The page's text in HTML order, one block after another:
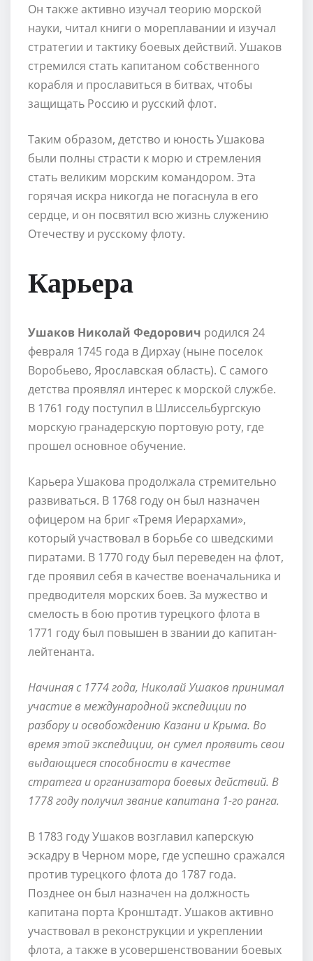
Он также активно изучал теорию морской
науки, читал книги о мореплавании и изучал
стратегии и тактику боевых действий. Ушаков
стремился стать капитаном собственного
корабля и прославиться в битвах, чтобы
защищать Россию и русский флот.
Таким образом, детство и юность Ушакова
были полны страсти к морю и стремления
стать великим морским командором. Эта
горячая искра никогда не погаснула в его
сердце, и он посвятил всю жизнь служению
Отечеству и русскому флоту.
Карьера
Ушаков Николай Федорович родился 24
февраля 1745 года в Дирхау (ныне поселок
Воробьево, Ярославская область). С самого
детства проявлял интерес к морской службе.
В 1761 году поступил в Шлиссельбургскую
морскую гранадерскую портовую роту, где
прошел основное обучение.
Карьера Ушакова продолжала стремительно
развиваться. В 1768 году он был назначен
офицером на бриг «Тремя Иерархами»,
который участвовал в борьбе со шведскими
пиратами. В 1770 году был переведен на флот,
где проявил себя в качестве военачальника и
предводителя морских боев. За мужество и
смелость в бою против турецкого флота в
1771 году был повышен в звании до капитан-
лейтенанта.
Начиная с 1774 года, Николай Ушаков принимал
участие в международной экспедиции по
разбору и освобождению Казани и Крыма. Во
время этой экспедиции, он сумел проявить свои
выдающиеся способности в качестве
стратега и организатора боевых действий. В
1778 году получил звание капитана 1-го ранга.
В 1783 году Ушаков возглавил каперскую
эскадру в Черном море, где успешно сражался
против турецкого флота до 1787 года.
Позднее он был назначен на должность
капитана порта Кронштадт. Ушаков активно
участвовал в реконструкции и укреплении
флота, а также в усовершенствовании боевых